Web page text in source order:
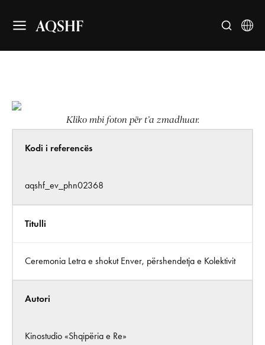
AQSHF
Kliko mbi foton për t’a zmadhuar.
Kodi i referencës
aqshf_ev_phn02368
Titulli
Ceremonia Letra e shokut Enver, përshendetja e Kolektivit
Autori
Kinostudio «Shqipëria e Re»